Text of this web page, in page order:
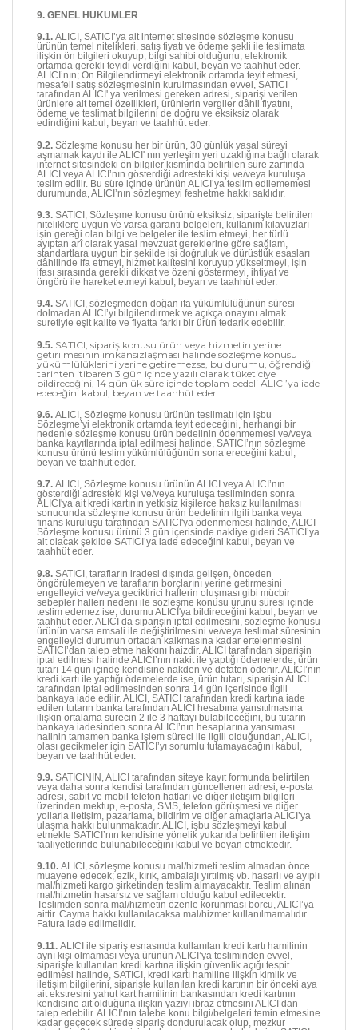
9. GENEL HÜKÜMLER
9.1. ALICI, SATICI’ya ait internet sitesinde sözleşme konusu
ürünün temel nitelikleri, satış fiyatı ve ödeme şekli ile teslimata
ilişkin ön bilgileri okuyup, bilgi sahibi olduğunu, elektronik
ortamda gerekli teyidi verdiğini kabul, beyan ve taahhüt eder.
ALICI’nın; Ön Bilgilendirmeyi elektronik ortamda teyit etmesi,
mesafeli satış sözleşmesinin kurulmasından evvel, SATICI
tarafından ALICI' ya verilmesi gereken adresi, siparişi verilen
ürünlere ait temel özellikleri, ürünlerin vergiler dâhil fiyatını,
ödeme ve teslimat bilgilerini de doğru ve eksiksiz olarak
edindiğini kabul, beyan ve taahhüt eder.
9.2. Sözleşme konusu her bir ürün, 30 günlük yasal süreyi
aşmamak kaydı ile ALICI' nın yerleşim yeri uzaklığına bağlı olarak
internet sitesindeki ön bilgiler kısmında belirtilen süre zarfında
ALICI veya ALICI’nın gösterdiği adresteki kişi ve/veya kuruluşa
teslim edilir. Bu süre içinde ürünün ALICI’ya teslim edilememesi
durumunda, ALICI’nın sözleşmeyi feshetme hakkı saklıdır.
9.3. SATICI, Sözleşme konusu ürünü eksiksiz, siparişte belirtilen
niteliklere uygun ve varsa garanti belgeleri, kullanım kılavuzları
işin gereği olan bilgi ve belgeler ile teslim etmeyi, her türlü
ayıptan arî olarak yasal mevzuat gereklerine göre sağlam,
standartlara uygun bir şekilde işi doğruluk ve dürüstlük esasları
dâhilinde ifa etmeyi, hizmet kalitesini koruyup yükseltmeyi, işin
ifası sırasında gerekli dikkat ve özeni göstermeyi, ihtiyat ve
öngörü ile hareket etmeyi kabul, beyan ve taahhüt eder.
9.4. SATICI, sözleşmeden doğan ifa yükümlülüğünün süresi
dolmadan ALICI’yı bilgilendirmek ve açıkça onayını almak
suretiyle eşit kalite ve fiyatta farklı bir ürün tedarik edebilir.
9.5. SATICI, sipariş konusu ürün veya hizmetin yerine
getirilmesinin imkânsızlaşması halinde sözleşme konusu
yükümlülüklerini yerine getiremezse, bu durumu, öğrendiği
tarihten itibaren 3 gün içinde yazılı olarak tüketiciye
bildireceğini, 14 günlük süre içinde toplam bedeli ALICI’ya iade
edeceğini kabul, beyan ve taahhüt eder.
9.6. ALICI, Sözleşme konusu ürünün teslimatı için işbu
Sözleşme’yi elektronik ortamda teyit edeceğini, herhangi bir
nedenle sözleşme konusu ürün bedelinin ödenmemesi ve/veya
banka kayıtlarında iptal edilmesi halinde, SATICI’nın sözleşme
konusu ürünü teslim yükümlülüğünün sona ereceğini kabul,
beyan ve taahhüt eder.
9.7. ALICI, Sözleşme konusu ürünün ALICI veya ALICI’nın
gösterdiği adresteki kişi ve/veya kuruluşa tesliminden sonra
ALICI'ya ait kredi kartının yetkisiz kişilerce haksız kullanılması
sonucunda sözleşme konusu ürün bedelinin ilgili banka veya
finans kuruluşu tarafından SATICI'ya ödenmemesi halinde, ALICI
Sözleşme konusu ürünü 3 gün içerisinde nakliye gideri SATICI’ya
ait olacak şekilde SATICI’ya iade edeceğini kabul, beyan ve
taahhüt eder.
9.8. SATICI, tarafların iradesi dışında gelişen, önceden
öngörülemeyen ve tarafların borçlarını yerine getirmesini
engelleyici ve/veya geciktirici hallerin oluşması gibi mücbir
sebepler halleri nedeni ile sözleşme konusu ürünü süresi içinde
teslim edemez ise, durumu ALICI'ya bildireceğini kabul, beyan ve
taahhüt eder. ALICI da siparişin iptal edilmesini, sözleşme konusu
ürünün varsa emsali ile değiştirilmesini ve/veya teslimat süresinin
engelleyici durumun ortadan kalkmasına kadar ertelenmesini
SATICI’dan talep etme hakkını haizdir. ALICI tarafından siparişin
iptal edilmesi halinde ALICI’nın nakit ile yaptığı ödemelerde, ürün
tutarı 14 gün içinde kendisine nakden ve defaten ödenir. ALICI’nın
kredi kartı ile yaptığı ödemelerde ise, ürün tutarı, siparişin ALICI
tarafından iptal edilmesinden sonra 14 gün içerisinde ilgili
bankaya iade edilir. ALICI, SATICI tarafından kredi kartına iade
edilen tutarın banka tarafından ALICI hesabına yansıtılmasına
ilişkin ortalama sürecin 2 ile 3 haftayı bulabileceğini, bu tutarın
bankaya iadesinden sonra ALICI’nın hesaplarına yansıması
halinin tamamen banka işlem süreci ile ilgili olduğundan, ALICI,
olası gecikmeler için SATICI’yı sorumlu tutamayacağını kabul,
beyan ve taahhüt eder.
9.9. SATICININ, ALICI tarafından siteye kayıt formunda belirtilen
veya daha sonra kendisi tarafından güncellenen adresi, e-posta
adresi, sabit ve mobil telefon hatları ve diğer iletişim bilgileri
üzerinden mektup, e-posta, SMS, telefon görüşmesi ve diğer
yollarla iletişim, pazarlama, bildirim ve diğer amaçlarla ALICI’ya
ulaşma hakkı bulunmaktadır. ALICI, işbu sözleşmeyi kabul
etmekle SATICI’nın kendisine yönelik yukarıda belirtilen iletişim
faaliyetlerinde bulunabileceğini kabul ve beyan etmektedir.
9.10. ALICI, sözleşme konusu mal/hizmeti teslim almadan önce
muayene edecek; ezik, kırık, ambalajı yırtılmış vb. hasarlı ve ayıplı
mal/hizmeti kargo şirketinden teslim almayacaktır. Teslim alınan
mal/hizmetin hasarsız ve sağlam olduğu kabul edilecektir.
Teslimden sonra mal/hizmetin özenle korunması borcu, ALICI’ya
aittir. Cayma hakkı kullanılacaksa mal/hizmet kullanılmamalıdır.
Fatura iade edilmelidir.
9.11. ALICI ile sipariş esnasında kullanılan kredi kartı hamilinin
aynı kişi olmaması veya ürünün ALICI’ya tesliminden evvel,
siparişte kullanılan kredi kartına ilişkin güvenlik açığı tespit
edilmesi halinde, SATICI, kredi kartı hamiline ilişkin kimlik ve
iletişim bilgilerini, siparişte kullanılan kredi kartının bir önceki aya
ait ekstresini yahut kart hamilinin bankasından kredi kartının
kendisine ait olduğuna ilişkin yazıyı ibraz etmesini ALICI’dan
talep edebilir. ALICI’nın talebe konu bilgi/belgeleri temin etmesine
kadar geçecek sürede sipariş dondurulacak olup, mezkur